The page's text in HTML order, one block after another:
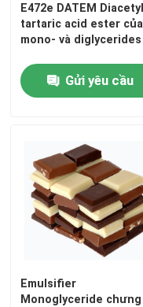
E472e DATEM Diacetyl
tartaric acid ester của
mono- và diglycerides
Gửi yêu cầu
Emulsifier
Monoglyceride chưng